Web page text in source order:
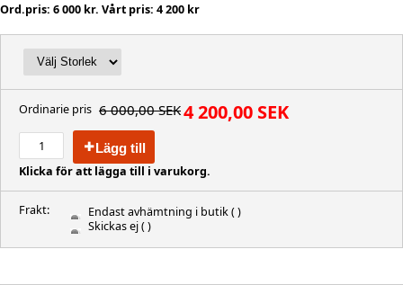
Ord.pris: 6 000 kr. Vårt pris: 4 200 kr
Ordinarie pris 6 000,00 SEK4 200,00 SEK
Lägg till
Klicka för att lägga till i varukorg.
Frakt: Endast avhämtning i butik( )
Skickas ej( )